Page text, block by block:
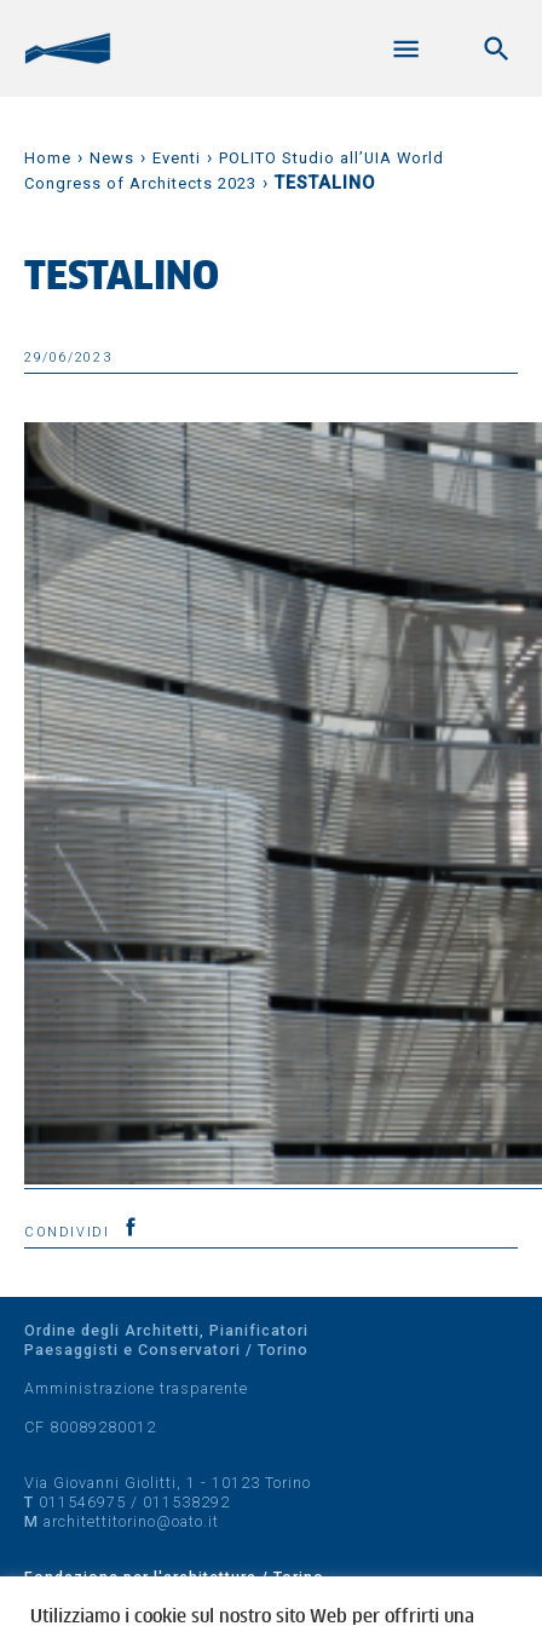
Home › News › Eventi › POLITO Studio all’UIA World
Congress of Architects 2023 ›TESTALINO
TESTALINO
29/06/2023
CONDIVIDI
Ordine degli Architetti, Pianificatori
Paesaggisti e Conservatori / Torino
Amministrazione trasparente
CF 80089280012
Via Giovanni Giolitti, 1 - 10123 Torino
T 011546975 / 011538292
M architettitorino@oato.it
Fondazione per l'architettura / Torino
Designed by quattrolinee.it
Utilizziamo i cookie sul nostro sito Web per offrirti una